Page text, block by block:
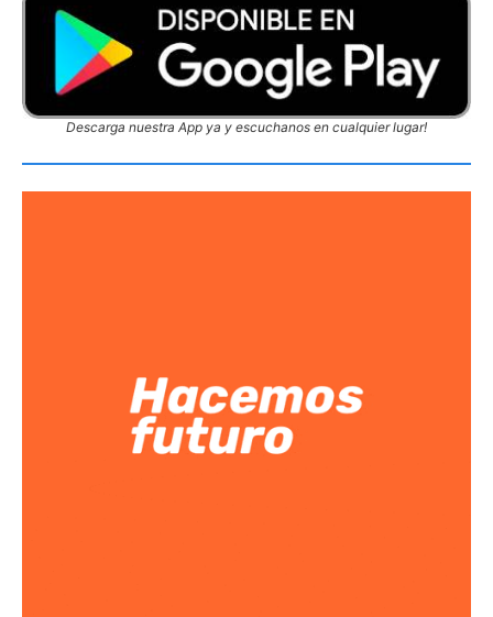
Descarga nuestra App ya y escuchanos en cualquier lugar!